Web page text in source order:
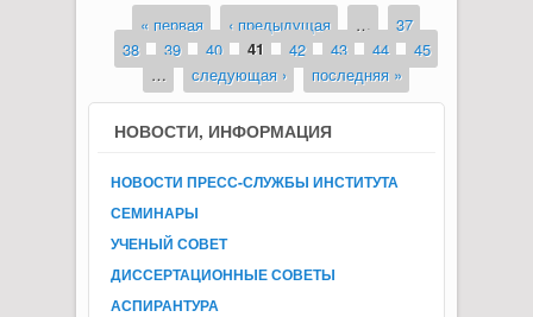
Страницы
« первая ‹ предыдущая …
37
38
39 40 41 42 43 44
45
…
следующая › последняя »
НОВОСТИ, ИНФОРМАЦИЯ
НОВОСТИ ПРЕСС-СЛУЖБЫ ИНСТИТУТА
СЕМИНАРЫ
УЧЕНЫЙ СОВЕТ
ДИССЕРТАЦИОННЫЕ СОВЕТЫ
АСПИРАНТУРА